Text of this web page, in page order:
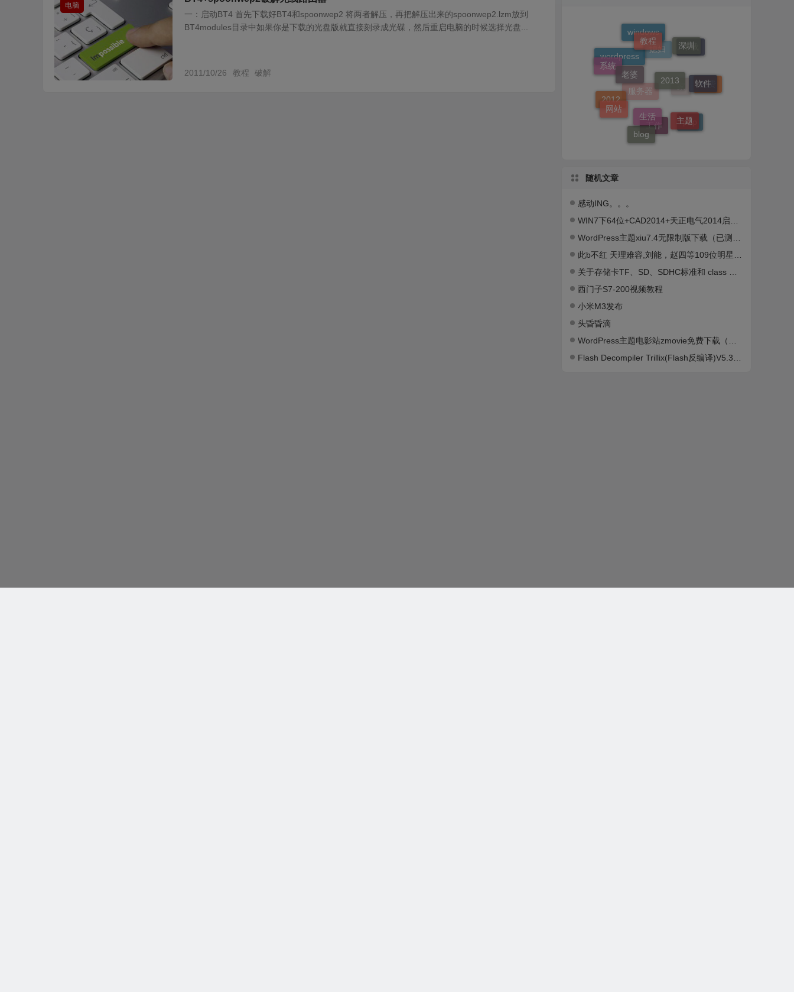
电脑
一：启动BT4 首先下载好BT4和spoonwep2 将两者解压，再把解压出来的spoonwep2.lzm放到
BT4modules目录中如果你是下载的光盘版就直接刻录成光碟，然后重启电脑的时候选择光盘...
2011/10/26 教程 破解
blog工作
php
生活
网站
2012 服务器
免费
软件
老婆
系统
wordpress
下载
深圳
教程
windows
随机文章
感动ING。。。
WIN7下64位+CAD2014+天正电气2014启动时出现error提示解决办法
WordPress主题xiu7.4无限制版下载（已测试）
此b不红 天理难容,刘能，赵四等109位明星超级模仿
关于存储卡TF、SD、SDHC标准和 class 速度等级分析
西门子S7-200视频教程
小米M3发布
头昏昏滴
WordPress主题电影站zmovie免费下载（已测试）
Flash Decompiler Trillix(Flash反编译)V5.3.1400 汉化版